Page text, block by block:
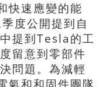
快速應變的能
度公開提到自
提到Tesla的工
留意到零部件
問題。為減輕
氣和和固件團隊